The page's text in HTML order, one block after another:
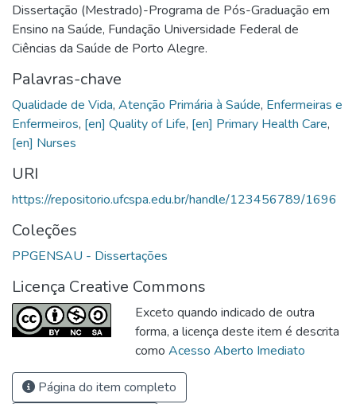
Dissertação (Mestrado)-Programa de Pós-Graduação em
Ensino na Saúde, Fundação Universidade Federal de
Ciências da Saúde de Porto Alegre.
Palavras-chave
Qualidade de Vida, Atenção Primária à Saúde, Enfermeiras e
Enfermeiros, [en] Quality of Life, [en] Primary Health Care,
[en] Nurses
URI
https://repositorio.ufcspa.edu.br/handle/123456789/1696
Coleções
PPGENSAU - Dissertações
Licença Creative Commons
Exceto quando indicado de outra
forma, a licença deste item é descrita
como Acesso Aberto Imediato
Página do item completo